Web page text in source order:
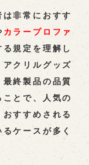
非常におすす
カラープロファ
規定を理解し
クリルグッズ
終製品の品質
とで、人気の
おすすめ される
ケースが多く